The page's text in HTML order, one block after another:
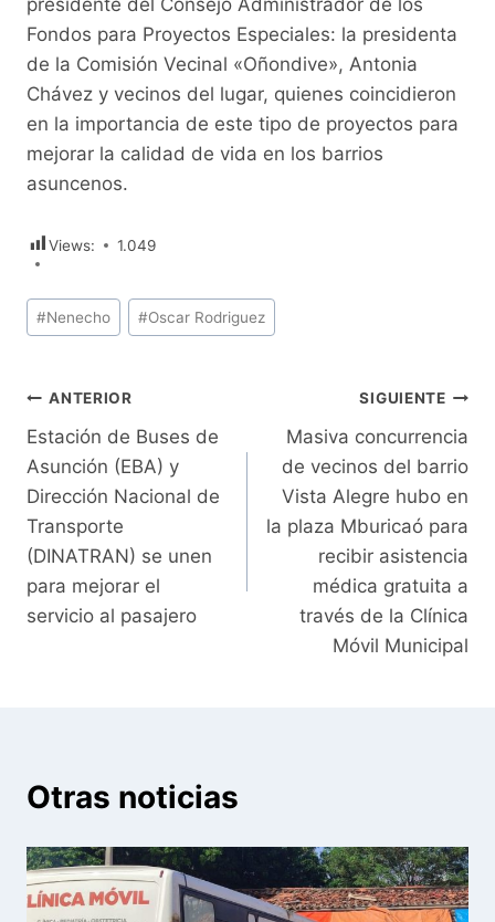
Fondos para Proyectos Especiales: la presidenta
de la Comisión Vecinal «Oñondive», Antonia
Chávez y vecinos del lugar, quienes coincidieron
en la importancia de este tipo de proyectos para
mejorar la calidad de vida en los barrios
asuncenos.
Views: 1.049
Etiquetas
de
entrada:
#Nenecho #Oscar Rodriguez
Navegación
de
entradas
ANTERIOR
Estación de Buses de
Asunción (EBA) y
Dirección Nacional de
Transporte
(DINATRAN) se unen
para mejorar el
servicio al pasajero
SIGUIENTE
Masiva concurrencia
de vecinos del barrio
Vista Alegre hubo en
la plaza Mburicaó para
recibir asistencia
médica gratuita a
través de la Clínica
Móvil Municipal
Otras noticias